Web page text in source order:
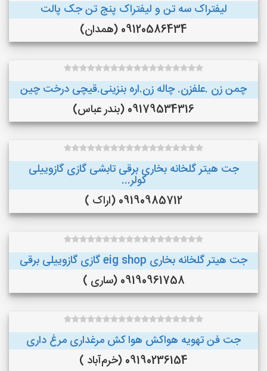
لیفتراک سه تن و لیفتراک پنج تن جک پالت
09120586434 (همدان)
چمن زن .علفزن. چاله زن.اره بنزینی.قیچی درخت چین
09179534316 (بندر عباس)
جت هیتر گلخانه بخاری برقی تابشی گازی گازوییلی
کولر...
09190985712 (اراک )
جت هیتر گلخانه بخاری eig shop گازی گازوییلی برقی
09190961758 (ساری )
جت فن تهویه هواکش هوا کش مرغداری مرغ داری
09190236154 (خرم‌آباد )